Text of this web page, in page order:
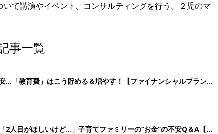
て講演やイベント、コンサルティングを行う。２児のマ
事一覧
…「教育費」はこう貯める＆増やす！【ファイナンシャルプランナ
2人目がほしいけど…」子育てファミリーの“お金”の不安Q＆A【専